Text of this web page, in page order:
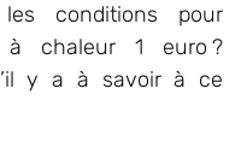
conditions pour
à chaleur 1 euro ?
y a à savoir à ce